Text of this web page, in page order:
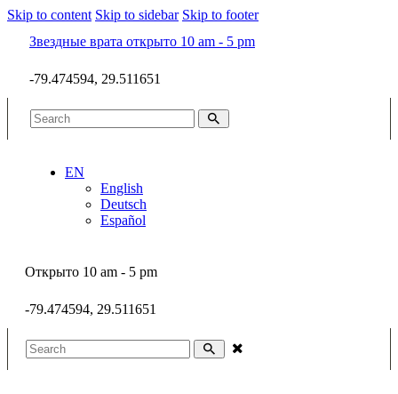
Skip to content Skip to sidebar Skip to footer
Звездные врата открыто 10 am - 5 pm
-79.474594, 29.511651
EN
English
Deutsch
Español
Открыто 10 am - 5 pm
-79.474594, 29.511651